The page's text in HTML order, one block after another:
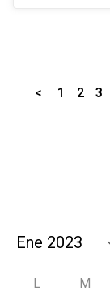
< 1 2 3
L M